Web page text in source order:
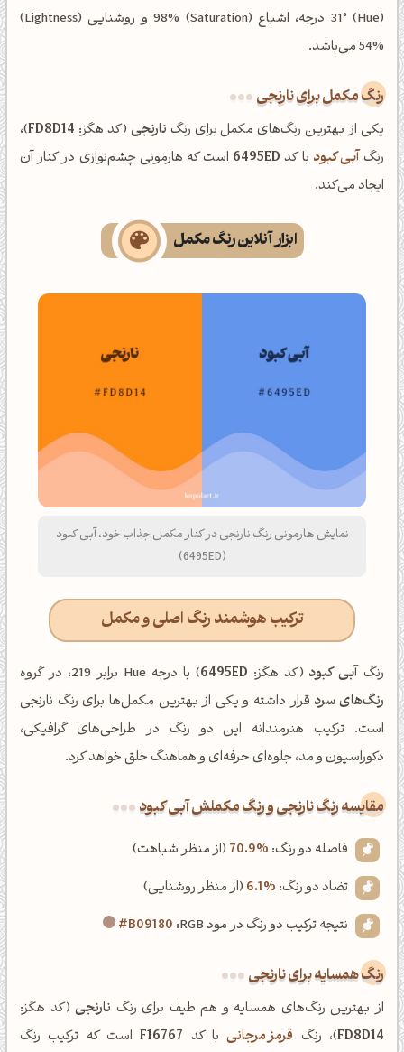
(Hue) 31° درجه، اشباع (Saturation) 98% و روشنایی (Lightness)
54% می‌باشد.
رنگ مکمل برای نارنجی
یکی از بهترین رنگ‌های مکمل برای رنگ نارنجی (کد هگز: FD8D14)،
رنگ آبی کبود با کد 6495ED است که هارمونی چشم‌نوازی در کنار آن
ایجاد می‌کند.
ابزار آنلاین رنگ مکمل
نمایش هارمونی رنگ نارنجی در کنار مکمل جذاب خود، آبی کبود
(6495ED)
ترکیب هوشمند رنگ اصلی و مکمل
رنگ آبی کبود (کد هگز: 6495ED) با درجه Hue برابر 219، در گروه
رنگ‌های سرد قرار داشته و یکی از بهترین مکمل‌ها برای رنگ نارنجی
است. ترکیب هنرمندانه این دو رنگ در طراحی‌های گرافیکی،
دکوراسیون و مد، جلوه‌ای حرفه‌ای و هماهنگ خلق خواهد کرد.
‌مقایسه رنگ نارنجی و رنگ مکملش آبی کبود
فاصله دو رنگ: 70.9% (از منظر شباهت)
تضاد دو رنگ: 6.1% (از منظر روشنایی)
نتیجه ترکیب دو رنگ در مود RGB:
#B09180
رنگ همسایه برای نارنجی
از بهترین رنگ‌های همسایه و هم طیف برای رنگ نارنجی(کد هگز:
FD8D14)، رنگ قرمز مرجانیبا کد F16767است که ترکیب رنگ